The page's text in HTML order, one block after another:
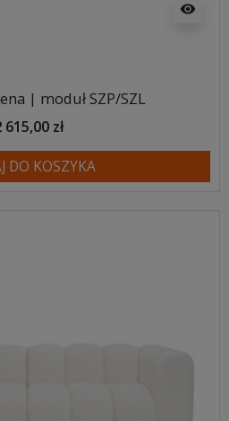
visibility
| moduł SZP/SZL
615,00 zł
DO KOSZYKA